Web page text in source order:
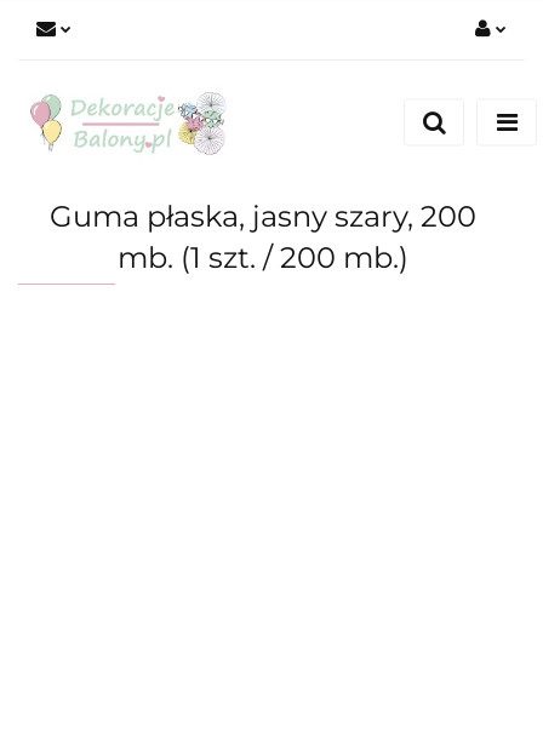
Zarejestruj się
Guma płaska, jasny szary, 200
mb. (1 szt. / 200 mb.)